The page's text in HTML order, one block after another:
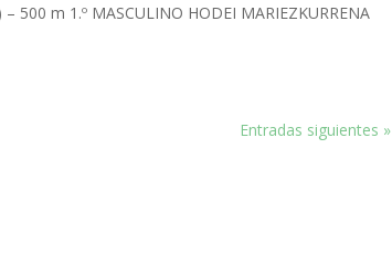
m 1.º MASCULINO HODEI MARIEZKURRENA
Entradas siguientes »